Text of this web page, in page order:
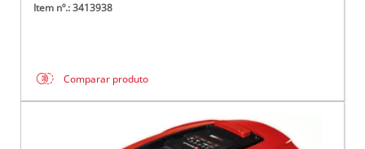
Item nº.: 3413938
Comparar produto